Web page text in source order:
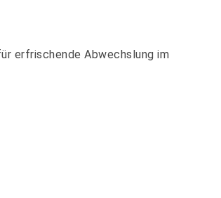
erfrischende Abwechslung im